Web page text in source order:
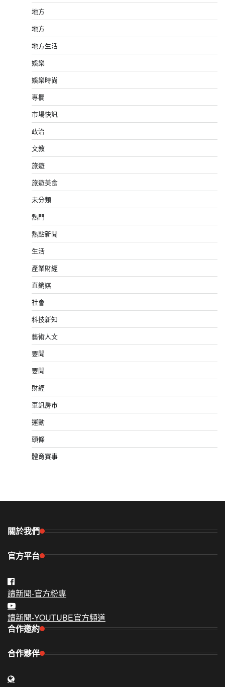
地方
地方
地方生活
娛樂
娛樂時尚
專欄
市場快訊
政治
文教
旅遊
旅遊美食
未分類
熱門
熱點新聞
生活
產業財經
直銷媒
社會
科技新知
藝術人文
要聞
要聞
財經
車訊房市
運動
頭條
體育賽事
關於我們
官方平台
讀新聞-官方粉專
讀新聞-YOUTUBE官方頻道
合作邀約
合作夥伴